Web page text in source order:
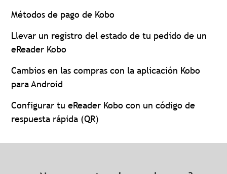
Métodos de pago de Kobo
Llevar un registro del estado de tu pedido de un
eReader Kobo
Cambios en las compras con la aplicación Kobo
para Android
Configurar tu eReader Kobo con un código de
respuesta rápida (QR)